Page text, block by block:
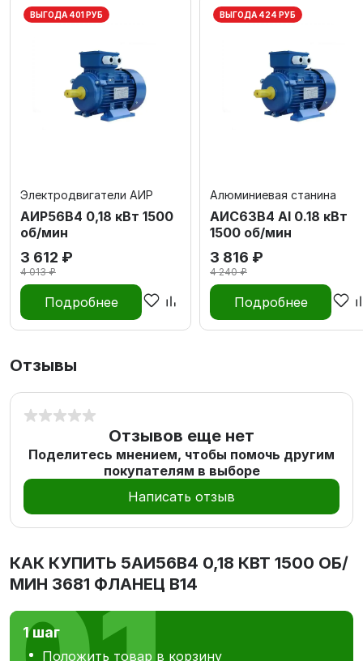
ВЫГОДА 401 РУБ
Электродвигатели АИР
АИР56В4 0,18 кВт 1500
об/мин
3 612 ₽
4 013 ₽
Подробнее
ВЫГОДА 424 РУБ
Алюминиевая станина
АИС63В4 Al 0.18 кВт
1500 об/мин
3 816 ₽
4 240 ₽
Подробнее
Отзывы
Отзывов еще нет
Поделитесь мнением, чтобы помочь другим
покупателям в выборе
Написать отзыв
КАК КУПИТЬ 5АИ56В4 0,18 КВТ 1500 ОБ/
МИН 3681 ФЛАНЕЦ В14
1 шаг
Положить товар в корзину